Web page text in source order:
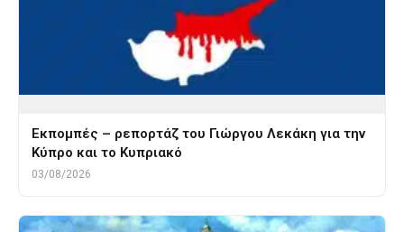
Εκπομπές – ρεπορτάζ του Γιώργου Λεκάκη για την
Κύπρο και το Κυπριακό
03/08/2026